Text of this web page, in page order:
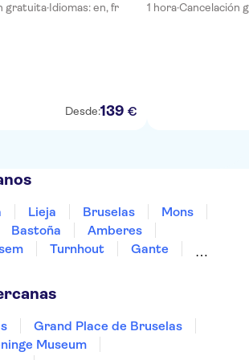
gratuita·Idiomas: en, fr
Desde:139 €
1 hora·Cancelación
Lieja Bruselas
Mons
Bastoña
Amberes
Turnhout
Gante
Grand Place de Bruselas
Museum